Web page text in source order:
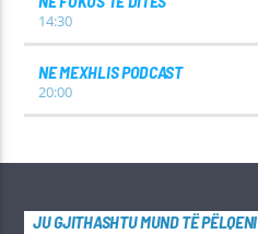
14:30
NE MEXHLIS PODCAST
20:00
JU GJITHASHTU MUND TË PËLQENI